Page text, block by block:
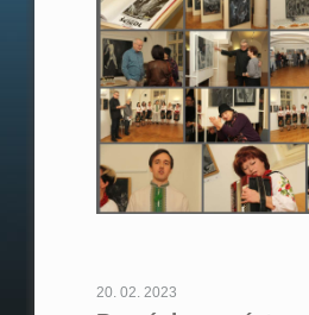
20. 02. 2023